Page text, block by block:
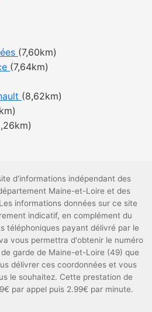
(7,60km)
(7,64km)
(8,62km)
d'informations indépendant des
Maine-et-Loire et des
informations données sur ce site
indicatif, en complément du
téléphoniques payant délivré par le
vous permettra d'obtenir le numéro
garde de Maine-et-Loire (49) que
délivrer ces coordonnées et vous
le souhaitez. Cette prestation de
par appel puis 2.99€ par minute.